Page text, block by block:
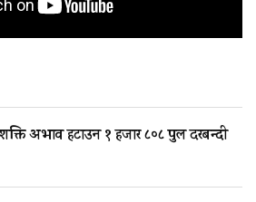
शल्यक्रिया आवश्यक पर्छ
अभाव हटाउन १ हजार ८०८ पुल दरबन्दी